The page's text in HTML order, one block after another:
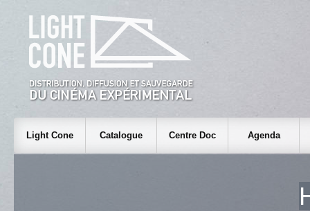
Light Cone Catalogue Centre Doc Agenda